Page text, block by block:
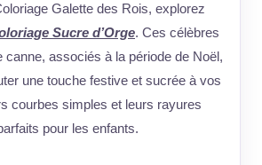
Galette des Rois, explorez
Sucre d’Orge. Ces célèbres
canne, associés à la période de Noël,
une touche festive et sucrée à vos
courbes simples et leurs rayures
pour les enfants.